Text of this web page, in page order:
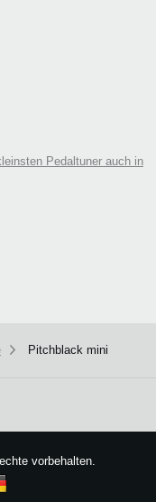
Pedaltuner auch in
Pitchblack mini
vorbehalten.